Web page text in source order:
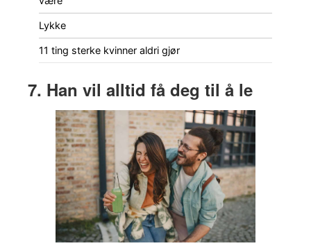
Lykke
11 ting sterke kvinner aldri gjør
7. Han vil alltid få deg til å le